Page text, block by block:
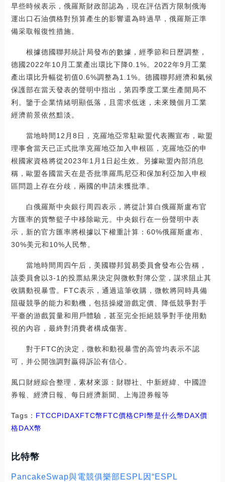
早些時候表示，俄羅斯財政部認為，現在評估西方限制俄海
運出口石油價格對預算產生的影響還為時過早，俄羅斯正準
備采取報復性措施。
根據德國聯邦統計局發布的數據，經季節和日歷調整，
德國2022年10月工業產出環比下降0.1%。2022年9月工業
產出環比升幅從初值0.6%調整為1.1%。德國聯邦經濟和氣候
保護部在當天發表的聲明中指出，第四季度工業生產開局不
利。鑒于企業情緒明顯低落，且需求低迷，未來幾個月工業
經濟前景依然黯淡。
當地時間12月8日，克羅地亞常駐歐盟代表團宣布，歐盟
理事會當天已正式批準克羅地亞加入申根區，克羅地亞的申
根國家資格將從2023年1月1日起生效。另據歐盟內部消息
稱，歐盟各國當天在是否批準羅馬尼亞和保加利亞加入申根
區問題上存在分歧，兩國的申請未獲批準。
白俄羅斯中央銀行周四表示，將從計算白俄羅斯盧布官
方匯率的貨幣籃子中移除歐元。中央銀行在一份聲明中表
示，新的官方匯率將根據以下權重計算：60%俄羅斯盧布、
30%美元和10%人民幣。
當地時間周四午后，美國聯邦貿易委員會發布公告稱，
該委員會以3-1的投票結果決定與微軟對簿公堂，謀求阻止其
收購動視暴雪。FTC表示，通過這筆收購，微軟將同時具備
阻礙競爭的能力和動機，包括操縱游戲定價、降低競爭對手
平臺的游戲質量和用戶體驗，甚至完全拒絕競爭對手使用動
視的內容，最終對消費者構成傷害。
對于FTC的決定，微軟和動視暴雪的高管均表示不認
可，并公開強調對贏得訴訟有信心。
風口財經綜合整理，素材來源：財聯社、中新經緯、中國證
券報、經濟日報、每日經濟新聞、上海證券報等
Tags： FTCCPIDAXFTC幣FTC價格CPI幣是什么幣DAX價
格DAX幣
比特幣
PancakeSwap與電競俱樂部ESPL因“ESPL